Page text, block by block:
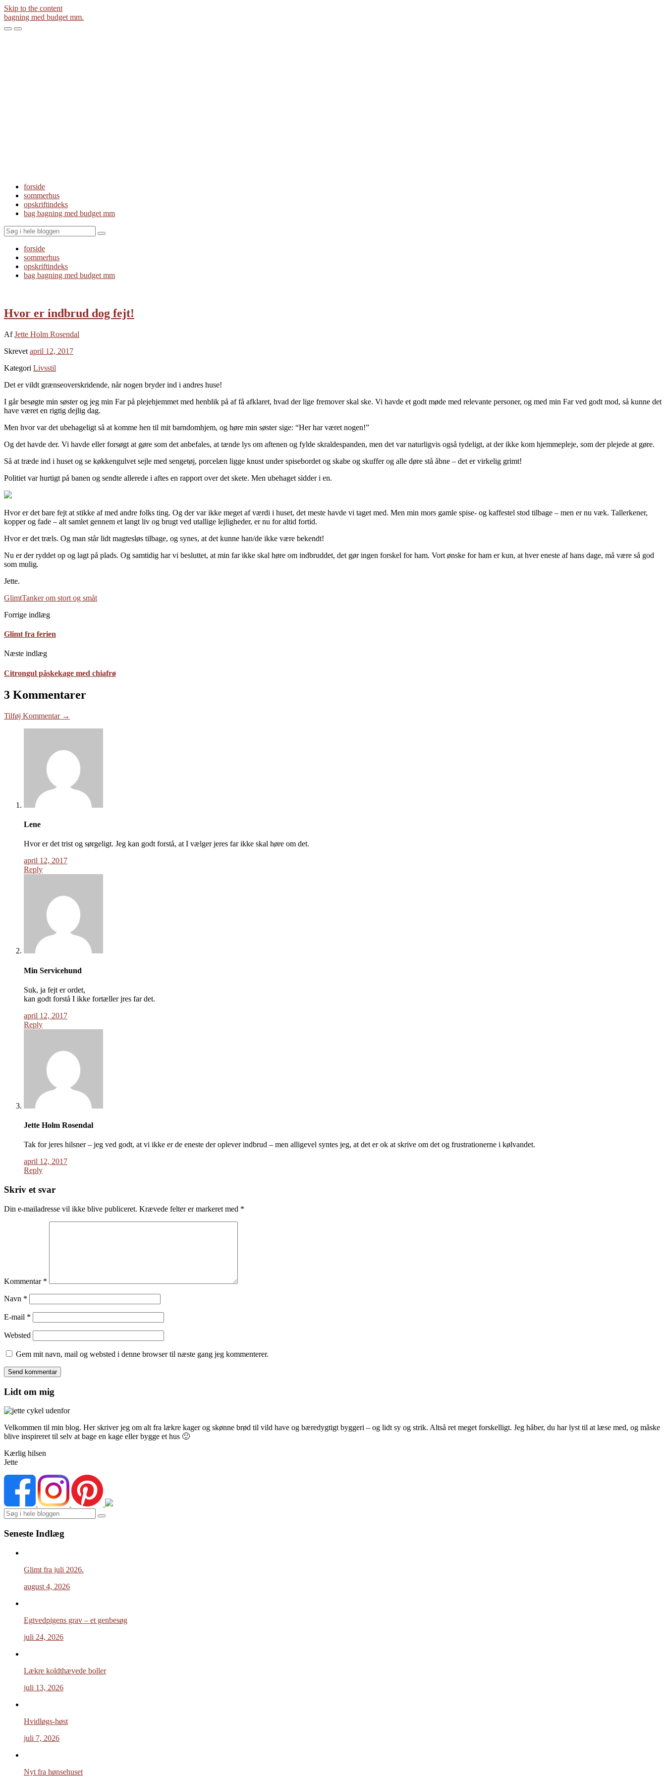
Skip to the content
bagning med budget mm.
ToggleToggle
forside
sommerhus
opskriftindeks
bag bagning med budget mm
Search
forside
sommerhus
opskriftindeks
bag bagning med budget mm
Hvor er indbrud dog fejt!
AfJette Holm Rosendal
Skrevet april 12, 2017
Kategori Livsstil
Det er vildt grænseoverskridende, når nogen bryder ind i andres huse!
I går besøgte min søster og jeg min Far på plejehjemmet med henblik på af få afklaret, hvad der lige fremover skal ske. Vi havde et godt møde med relevante personer, og med min Far ved godt mod, så kunne det
have været en rigtig dejlig dag.
Men hvor var det ubehageligt så at komme hen til mit barndomhjem, og høre min søster sige: “Her har været nogen!”
Og det havde der. Vi havde eller forsøgt at gøre som det anbefales, at tænde lys om aftenen og fylde skraldespanden, men det var naturligvis også tydeligt, at der ikke kom hjemmepleje, som der plejede at gøre.
Så at træde ind i huset og se køkkengulvet sejle med sengetøj, porcelæn ligge knust under spisebordet og skabe og skuffer og alle døre stå åbne – det er virkelig grimt!
Politiet var hurtigt på banen og sendte allerede i aftes en rapport over det skete. Men ubehaget sidder i en.
Hvor er det bare fejt at stikke af med andre folks ting. Og der var ikke meget af værdi i huset, det meste havde vi taget med. Men min mors gamle spise- og kaffestel stod tilbage – men er nu væk. Tallerkener,
kopper og fade – alt samlet gennem et langt liv og brugt ved utallige lejligheder, er nu for altid fortid.
Hvor er det træls. Og man står lidt magtesløs tilbage, og synes, at det kunne han/de ikke være bekendt!
Nu er der ryddet op og lagt på plads. Og samtidig har vi besluttet, at min far ikke skal høre om indbruddet, det gør ingen forskel for ham. Vort ønske for ham er kun, at hver eneste af hans dage, må være så god
som mulig.
Jette.
GlimtTanker om stort og småt
Forrige indlæg
Glimt fra ferien
Næste indlæg
Citrongul påskekage med chiafrø
3 Kommentarer
Tilføj Kommentar →
Lene
Hvor er det trist og sørgeligt. Jeg kan godt forstå, at I vælger jeres far ikke skal høre om det.
april 12, 2017
Reply
Min Servicehund
Suk, ja fejt er ordet,
kan godt forstå I ikke fortæller jres far det.
april 12, 2017
Reply
Jette Holm Rosendal
Tak for jeres hilsner – jeg ved godt, at vi ikke er de eneste der oplever indbrud – men alligevel syntes jeg, at det er ok at skrive om det og frustrationerne i kølvandet.
april 12, 2017
Reply
Skriv et svar
Din e-mailadresse vil ikke blive publiceret. Krævede felter er markeret med *
Kommentar *
Navn *
E-mail *
Websted
Gem mit navn, mail og websted i denne browser til næste gang jeg kommenterer.
Lidt om mig
Velkommen til min blog. Her skriver jeg om alt fra lækre kager og skønne brød til vild have og bæredygtigt byggeri – og lidt sy og strik. Altså ret meget forskelligt. Jeg håber, du har lyst til at læse med, og måske
blive inspireret til selv at bage en kage eller bygge et hus 🙂
Kærlig hilsen
Jette
Search
Seneste Indlæg
Glimt fra juli 2026.
august 4, 2026
Egtvedpigens grav – et genbesøg
juli 24, 2026
Lækre koldthævede boller
juli 13, 2026
Hvidløgs-høst
juli 7, 2026
Nyt fra hønsehuset